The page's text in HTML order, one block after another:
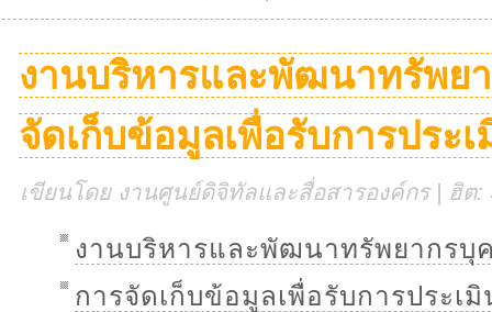
งานบริหารและพัฒนาทรัพย
จัดเก็บข้อมูลเพื่อรับการประเ
เขียนโดย งานศูนย์ดิจิทัลและสื่อสารองค์กร | ฮิต:
งานบริหารและพัฒนาทรัพยากรบุ
การจัดเก็บข้อมูลเพื่อรับการประเมิ